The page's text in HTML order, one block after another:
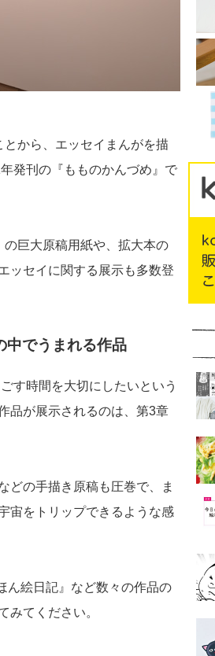
から、エッセイまんがを描
発刊の『もものかんづめ』で
巨大原稿用紙や、拡大本の
ッセイに関する展示も多数登
中でうまれる作品
す時間を大切にしたいという
品が展示されるのは、第3章
どの手描き原稿も圧巻で、ま
宙をトリップできるような感
ん絵日記』など数々の作品の
みてください。